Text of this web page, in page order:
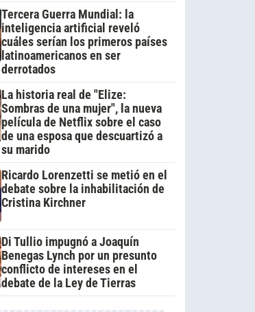
Tercera Guerra Mundial: la
inteligencia artificial reveló
cuáles serían los primeros países
latinoamericanos en ser
derrotados
La historia real de "Elize:
Sombras de una mujer", la nueva
película de Netflix sobre el caso
de una esposa que descuartizó a
su marido
Ricardo Lorenzetti se metió en el
debate sobre la inhabilitación de
Cristina Kirchner
Di Tullio impugnó a Joaquín
Benegas Lynch por un presunto
conflicto de intereses en el
debate de la Ley de Tierras